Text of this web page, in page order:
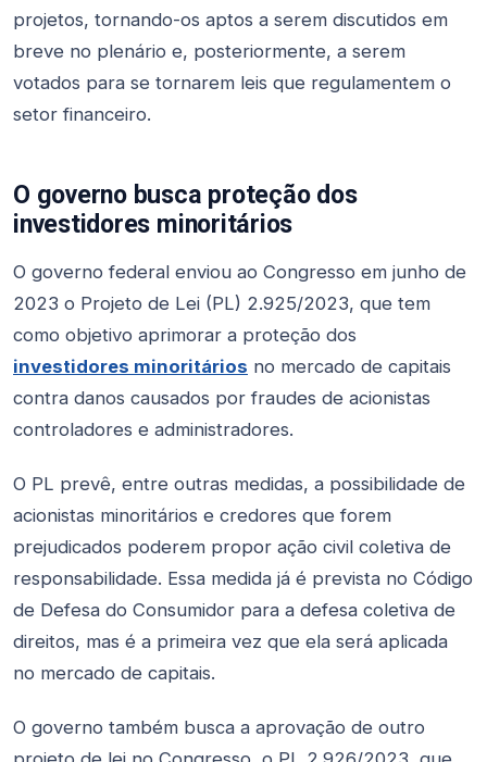
projetos, tornando-os aptos a serem discutidos em
breve no plenário e, posteriormente, a serem
votados para se tornarem leis que regulamentem o
setor financeiro.
O governo busca proteção dos
investidores minoritários
O governo federal enviou ao Congresso em junho de
2023 o Projeto de Lei (PL) 2.925/2023, que tem
como objetivo aprimorar a proteção dos
investidores minoritários no mercado de capitais
contra danos causados por fraudes de acionistas
controladores e administradores.
O PL prevê, entre outras medidas, a possibilidade de
acionistas minoritários e credores que forem
prejudicados poderem propor ação civil coletiva de
responsabilidade. Essa medida já é prevista no Código
de Defesa do Consumidor para a defesa coletiva de
direitos, mas é a primeira vez que ela será aplicada
no mercado de capitais.
O governo também busca a aprovação de outro